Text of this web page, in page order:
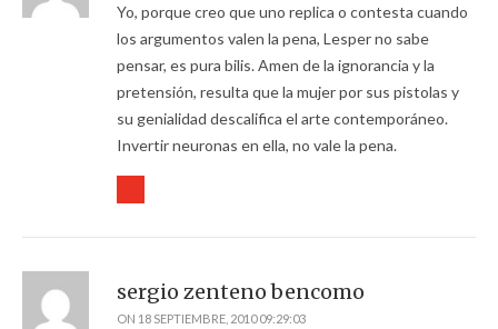
Yo, porque creo que uno replica o contesta cuando
los argumentos valen la pena, Lesper no sabe
pensar, es pura bilis. Amen de la ignorancia y la
pretensión, resulta que la mujer por sus pistolas y
su genialidad descalifica el arte contemporáneo.
Invertir neuronas en ella, no vale la pena.
sergio zenteno bencomo
ON 18 SEPTIEMBRE, 2010 09:29:03